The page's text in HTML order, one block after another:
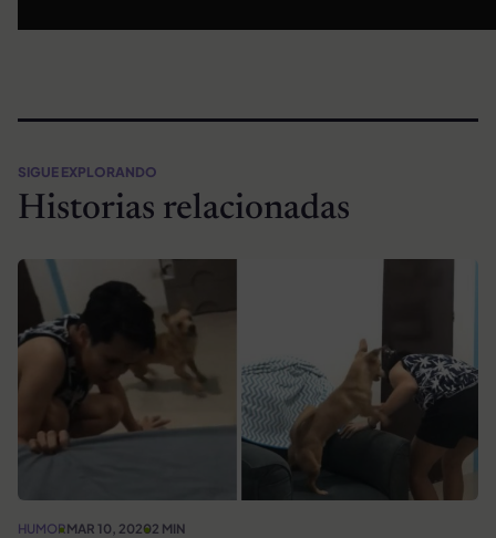
SIGUE EXPLORANDO
Historias relacionadas
HUMORMAR 10, 20202 MIN